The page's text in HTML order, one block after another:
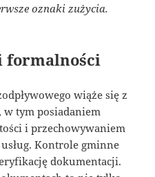
oznaki zużycia.
formalności
wiąże się z
tym posiadaniem
i przechowywaniem
Kontrole gminne
dokumentacji.